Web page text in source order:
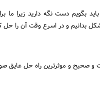
بگویم دست نگه دارید زیرا ما
بدانیم و در اسرع وقت آن را حل
و موثرترین راه حل عایق